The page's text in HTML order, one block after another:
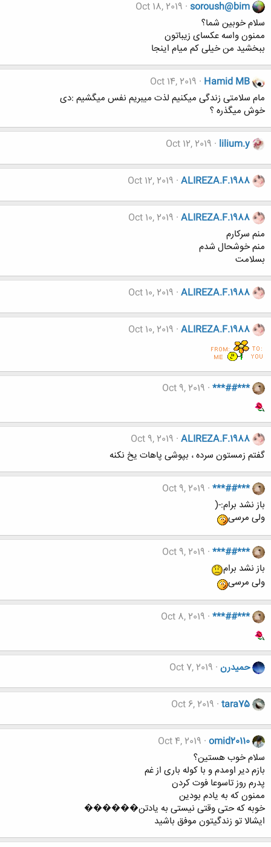
soroush@bim
Oct 18, 2019
سلام خوبین شما؟
ممنون واسه عکسای زیباتون
ببخشید من خیلی کم میام اینجا
Hamid MB
Oct 14, 2019
مام سلامتی زندگی میکنیم لذت میبریم نفس میگشیم :دی
خوش میگذره ؟
lilium.y
Oct 12, 2019
ALIREZA.F.1988
Oct 12, 2019
ALIREZA.F.1988
Oct 10, 2019
منم سرکارم
منم خوشحال شدم
بسلامت
ALIREZA.F.1988
Oct 10, 2019
ALIREZA.F.1988
Oct 10, 2019
***##***
Oct 9, 2019
ALIREZA.F.1988
Oct 9, 2019
گفتم زمستون سرده ، بپوشی پاهات یخ نکنه
***##***
Oct 9, 2019
باز نشد برام:-(
ولی مرسی
***##***
Oct 9, 2019
باز نشد برام
ولی مرسی
***##***
Oct 8, 2019
حميدرن Oct 7, 2019
tara75
Oct 6, 2019
omid20110
Oct 4, 2019
سلام خوب هستین؟
بازم دیر اومدم و با کوله باری از غم
پدرم روز تاسوعا فوت کردن
ممنون که به یادم بودین
خوبه که حتی وقتی نیستی به یادتن������
ایشالا تو زندگیتون موفق باشید